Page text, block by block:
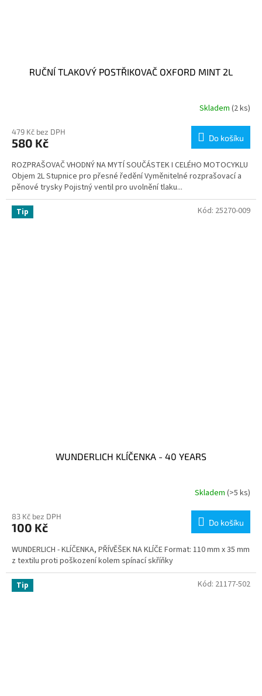
RUČNÍ TLAKOVÝ POSTŘIKOVAČ OXFORD MINT 2L
Skladem (2 ks)
479 Kč bez DPH
580 Kč Do košíku
ROZPRAŠOVAČ VHODNÝ NA MYTÍ SOUČÁSTEK I CELÉHO MOTOCYKLU
Objem 2L Stupnice pro přesné ředění Vyměnitelné rozprašovací a
pěnové trysky Pojistný ventil pro uvolnění tlaku...
Tip
WUNDERLICH KLÍČENKA - 40 YEARS
Skladem (>5 ks)
83 Kč bez DPH
100 Kč Do košíku
WUNDERLICH - KLÍČENKA, PŘÍVĚŠEK NA KLÍČE Format: 110 mm x 35 mm
z textilu proti poškození kolem spínací skříňky
Kód: 25270-009
Tip Kód: 21177-502